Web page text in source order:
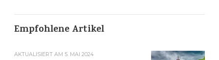
Empfohlene Artikel
AKTUALISIERT AM 5. MAI 2024